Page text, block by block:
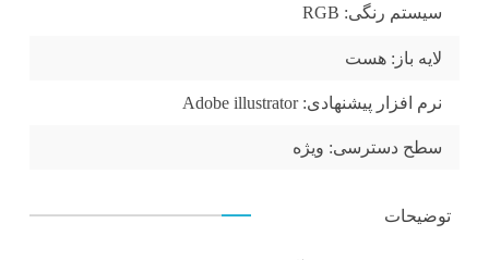
سیستم رنگی:
لایه باز: هست
نرم افزار پیشنهادی: Adobe illustrator
سطح دسترسی: ویژه
توضیحات